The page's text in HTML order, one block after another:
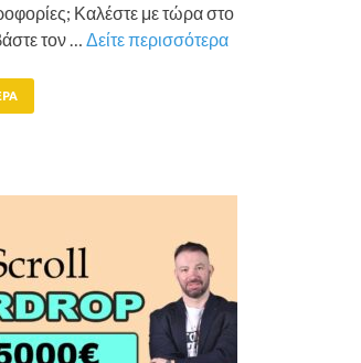
Καλέστε με τώρα στο
τον … Δείτε περισσότερα